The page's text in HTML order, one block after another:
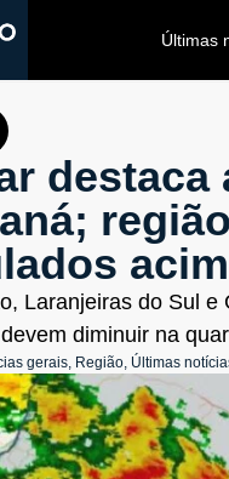
Últimas
Laranjeiras do Sul
diminuir na
gerais, Região, Últimas